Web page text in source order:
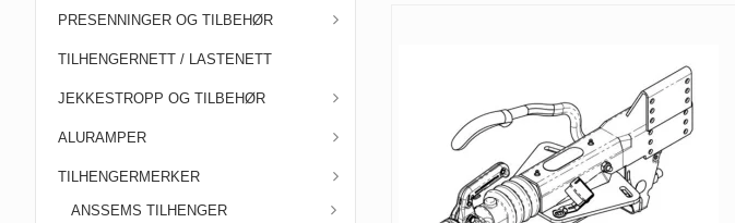
PRESENNINGER OG TILBEHØR
TILHENGERNETT / LASTENETT
JEKKESTROPP OG TILBEHØR
ALURAMPER
TILHENGERMERKER
ANSSEMS TILHENGER